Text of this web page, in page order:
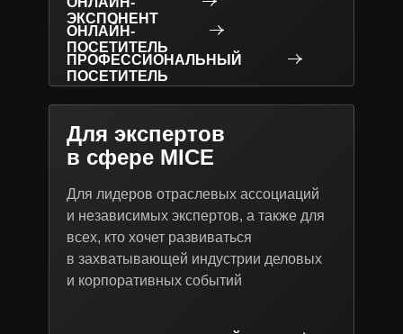
Для лидеров отраслевых ассоциаций
и независимых экспертов, а также для
всех, кто хочет развиваться
в захватывающей индустрии деловых
и корпоративных событий
Для экспертов
в сфере MICE
ОНЛАЙН-
ПОСЕТИТЕЛЬ
ПРОФЕССИОНАЛЬНЫЙ
ПОСЕТИТЕЛЬ
ЭКСПОНЕНТ